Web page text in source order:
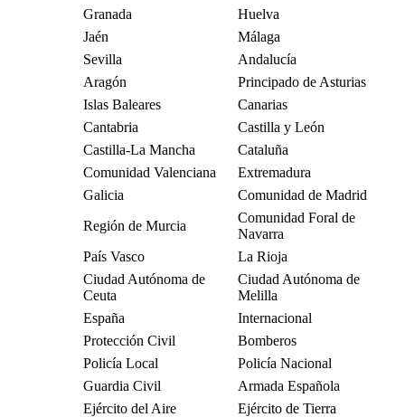
Granada
Huelva
Jaén
Málaga
Sevilla
Andalucía
Aragón
Principado de Asturias
Islas Baleares
Canarias
Cantabria
Castilla y León
Castilla-La Mancha
Cataluña
Comunidad Valenciana
Extremadura
Galicia
Comunidad de Madrid
Región de Murcia
Comunidad Foral de
Navarra
País Vasco
La Rioja
Ciudad Autónoma de
Ceuta
Ciudad Autónoma de
Melilla
España
Internacional
Protección Civil
Bomberos
Policía Local
Policía Nacional
Guardia Civil
Armada Española
Ejército del Aire
Ejército de Tierra